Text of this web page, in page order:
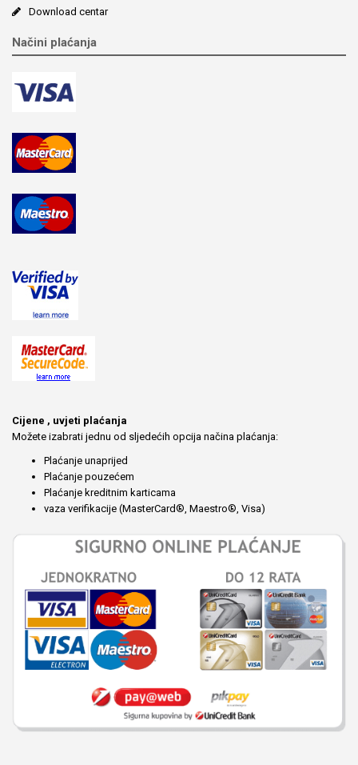
Download centar
Načini plaćanja
Cijene , uvjeti plaćanja
Možete izabrati jednu od sljedećih opcija načina plaćanja:
Plaćanje unaprijed
Plaćanje pouzećem
Plaćanje kreditnim karticama
vaza verifikacije (MasterCard®, Maestro®, Visa)